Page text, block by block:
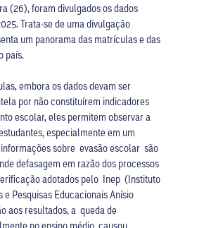
(26), foram divulgados os dados
Trata-se de uma divulgação
um panorama das matrículas e das
país.
embora os dados devam ser
por não constituírem indicadores
escolar, eles permitem observar a
especialmente em um
sobre evasão escolar são
defasagem em razão dos processos
adotados pelo Inep (Instituto
e Pesquisas Educacionais Anísio
aos resultados, a queda de